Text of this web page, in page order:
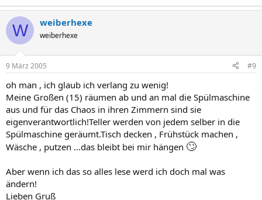
W weiberhexe
weiberhexe
9 März 2005 #9
oh man , ich glaub ich verlang zu wenig!
Meine Großen (15) räumen ab und an mal die Spülmaschine
aus und für das Chaos in ihren Zimmern sind sie
eigenverantwortlich!Teller werden von jedem selber in die
Spülmaschine geräumt.Tisch decken , Frühstück machen ,
Wäsche , putzen ...das bleibt bei mir hängen 🙄
Aber wenn ich das so alles lese werd ich doch mal was
ändern!
Lieben Gruß